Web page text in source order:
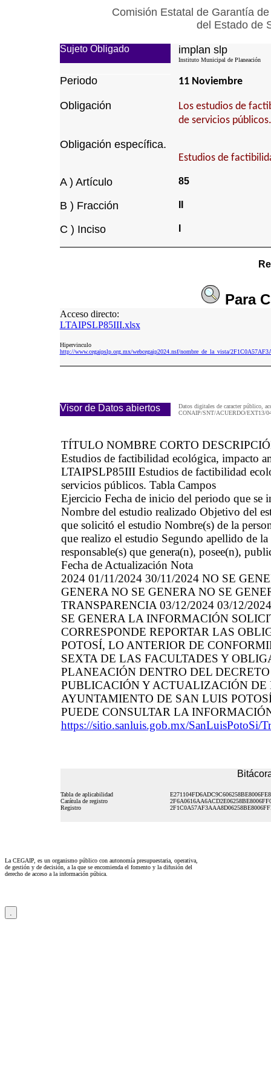
Comisión Estatal de Garantía
del Estado de
Sujeto Obligado implan slp
Instituto Municipal de Planeación
Periodo 11 Noviembre
Obligación
Los estudios de
de servicios públicos.
Obligación específica.
Estudios de
A ) Artículo 85
B ) Fracción
C ) Inciso
Para
Acceso directo:
LTAIPSLP85III.xlsx
Hipervinculo
http://www.cegaipslp.org.mx/webcegaip2024.nsf/nombre_de_la_vista/
Visor de Datos abiertos
Datos digitales de caracter público,
CONAIP/SNT/ACUERDO/EXT13/
TÍTULO NOMBRE CORTO
Estudios de factibilidad ecológica, impacto
LTAIPSLP85III Estudios de factibilidad
servicios públicos. Tabla Campos
Ejercicio Fecha de inicio del periodo que se
Nombre del estudio realizado Objetivo del
que solicitó el estudio Nombre(s) de la
que realizo el estudio Segundo apellido de
responsable(s) que genera(n), posee(n),
Fecha de Actualización Nota
2024 01/11/2024 30/11/2024 NO SE
GENERA NO SE GENERA NO SE
TRANSPARENCIA 03/12/2024 03/12/
SE GENERA LA INFORMACIÓN
CORRESPONDE REPORTAR LAS
POTOSÍ, LO ANTERIOR DE
SEXTA DE LAS FACULTADES Y
PLANEACIÓN DENTRO DEL
PUBLICACIÓN Y ACTUALIZACIÓN
AYUNTAMIENTO DE SAN LUIS
PUEDE CONSULTAR LA
https://sitio.sanluis.gob.mx/SanLuisPotoSi/
Tabla de aplicabilidad
Carátula de registro
Registro
La CEGAIP, es un organismo público con autonomía presupuestaria, operativa,
de gestión y de decisión, a la que se encomienda el fomento y la difusión del
derecho de acceso a la información púbica.